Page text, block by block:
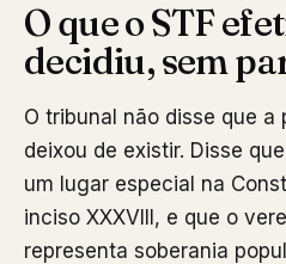
O que o STF
decidiu, sem
O tribunal não disse que
deixou de existir. Disse
um lugar especial na
inciso XXXVIII, e que o
representa soberania